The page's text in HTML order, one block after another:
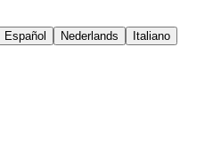
Español Nederlands
Italiano